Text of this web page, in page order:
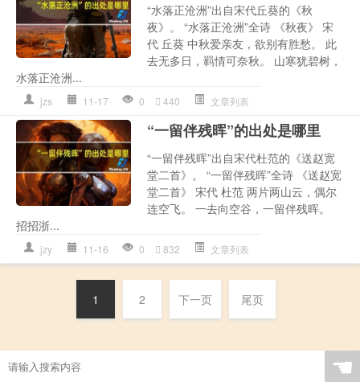
“水落正沧洲”出自宋代丘葵的《秋
夜》。 “水落正沧洲”全诗 《秋夜》 宋
代 丘葵 中秋爱亲友，欲别有胜愁。 此
去无多日，羁情可奈秋。 山寒犹碧树，
水落正沧洲...
jzs 11-17 0 440 文章列表
“一留伴残晖”的出处是哪里
“一留伴残晖”出自宋代杜范的《送赵宽
堂二首》。 “一留伴残晖”全诗 《送赵宽
堂二首》 宋代 杜范 两片两山云，偶尔
连空飞。 一去向空谷，一留伴残晖。
招招浙...
jzy 11-16 0 832 文章列表
1 2 下一页 尾页
☚